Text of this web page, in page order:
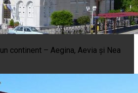
continent – Aegina, Aevia și Nea